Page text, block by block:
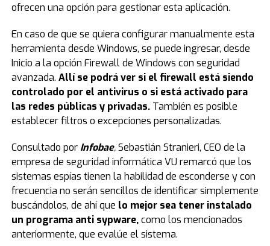
ofrecen una opción para gestionar esta aplicación.
En caso de que se quiera configurar manualmente esta
herramienta desde Windows, se puede ingresar, desde
Inicio a la opción Firewall de Windows con seguridad
avanzada. Allí se podrá ver si el firewall está siendo
controlado por el antivirus o si está activado para
las redes públicas y privadas.También es posible
establecer filtros o excepciones personalizadas.
Consultado por Infobae,Sebastián Stranieri, CEO de la
empresa de seguridad informática VU remarcó que los
sistemas espías tienen la habilidad de esconderse y con
frecuencia no serán sencillos de identificar simplemente
buscándolos, de ahí que lo mejor sea tener instalado
un programa anti sypware,como los mencionados
anteriormente, que evalúe el sistema.